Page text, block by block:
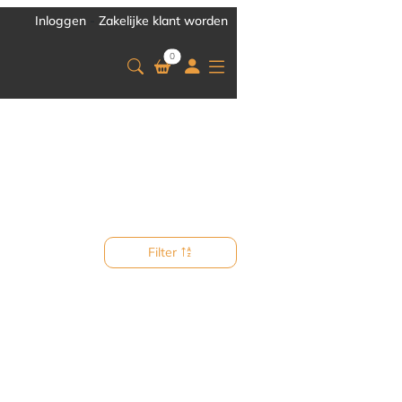
Inloggen Zakelijke klant worden
0
Filter